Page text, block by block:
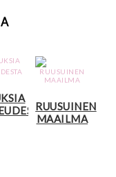
RUUSUINEN
MAAILMA